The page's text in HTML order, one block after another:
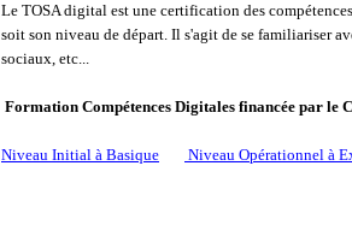
Le TOSA digital est une certification des
soit son niveau de départ. Il s'agit de se familiariser
sociaux, etc...
Formation Compétences Digitales financée par le
Niveau Initial à Basique Niveau Opérationnel à